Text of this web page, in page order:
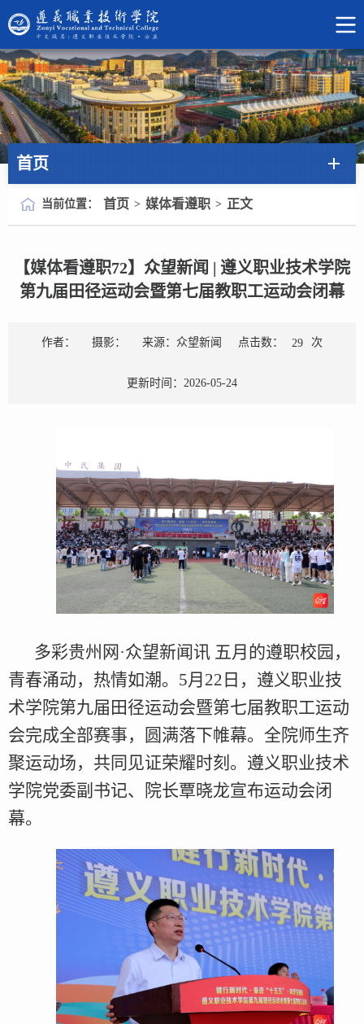
首页
当前位置： 首页 > 媒体看遵职 > 正文
【媒体看遵职72】众望新闻 | 遵义职业技术学院
第九届田径运动会暨第七届教职工运动会闭幕
作者： 摄影： 来源：众望新闻 点击数： 29 次
更新时间：2026-05-24
多彩贵州网·众望新闻讯 五月的遵职校园，
青春涌动，热情如潮。5月22日，遵义职业技
术学院第九届田径运动会暨第七届教职工运动
会完成全部赛事，圆满落下帷幕。全院师生齐
聚运动场，共同见证荣耀时刻。遵义职业技术
学院党委副书记、院长覃晓龙宣布运动会闭
幕。